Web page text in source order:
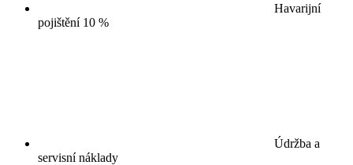
Havarijní
pojištění 10 %
Údržba a
servisní náklady